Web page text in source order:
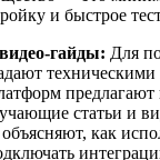
и быстрое
гайды: Для
статьи и
как